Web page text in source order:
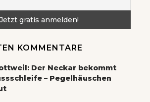
KOMMENTARE
Der Neckar bekommt
– Pegelhäuschen